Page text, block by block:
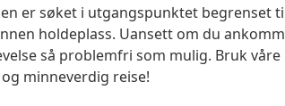
er søket i utgangspunktet begrenset
holdeplass. Uansett om du
så problemfri som mulig. Bruk
minneverdig reise!